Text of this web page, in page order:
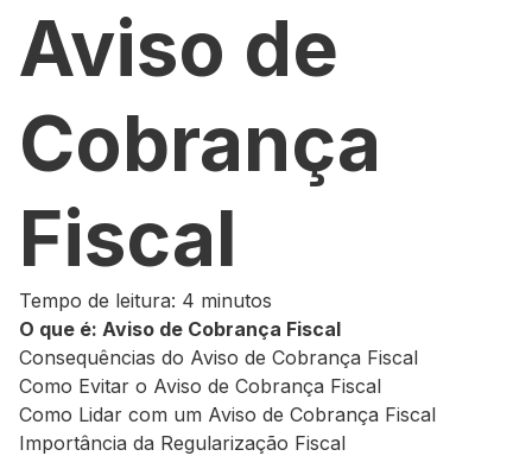
Aviso de
Cobrança
Fiscal
Tempo de leitura: 4 minutos
O que é: Aviso de Cobrança Fiscal
Consequências do Aviso de Cobrança Fiscal
Como Evitar o Aviso de Cobrança Fiscal
Como Lidar com um Aviso de Cobrança Fiscal
Importância da Regularização Fiscal